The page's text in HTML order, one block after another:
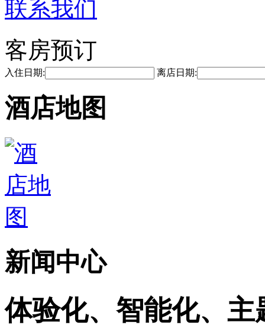
联系我们
客房预订
入住日期: 离店日期:
酒店地图
新闻中心
体验化、智能化、